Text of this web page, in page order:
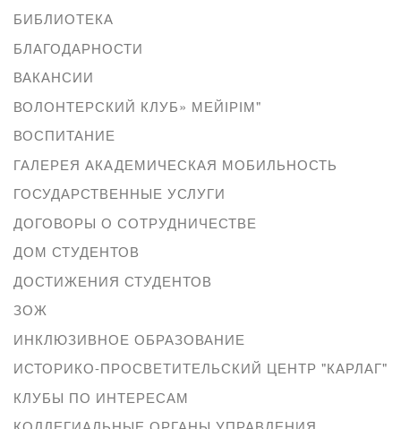
БИБЛИОТЕКА
БЛАГОДАРНОСТИ
ВАКАНСИИ
ВОЛОНТЕРСКИЙ КЛУБ» МЕЙІРІМ"
ВОСПИТАНИЕ
ГАЛЕРЕЯ АКАДЕМИЧЕСКАЯ МОБИЛЬНОСТЬ
ГОСУДАРСТВЕННЫЕ УСЛУГИ
ДОГОВОРЫ О СОТРУДНИЧЕСТВЕ
ДОМ СТУДЕНТОВ
ДОСТИЖЕНИЯ СТУДЕНТОВ
ЗОЖ
ИНКЛЮЗИВНОЕ ОБРАЗОВАНИЕ
ИСТОРИКО-ПРОСВЕТИТЕЛЬСКИЙ ЦЕНТР "КАРЛАГ"
КЛУБЫ ПО ИНТЕРЕСАМ